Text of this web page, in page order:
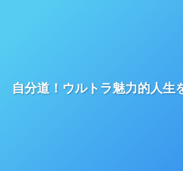
自分道！ウルトラ魅力的人生